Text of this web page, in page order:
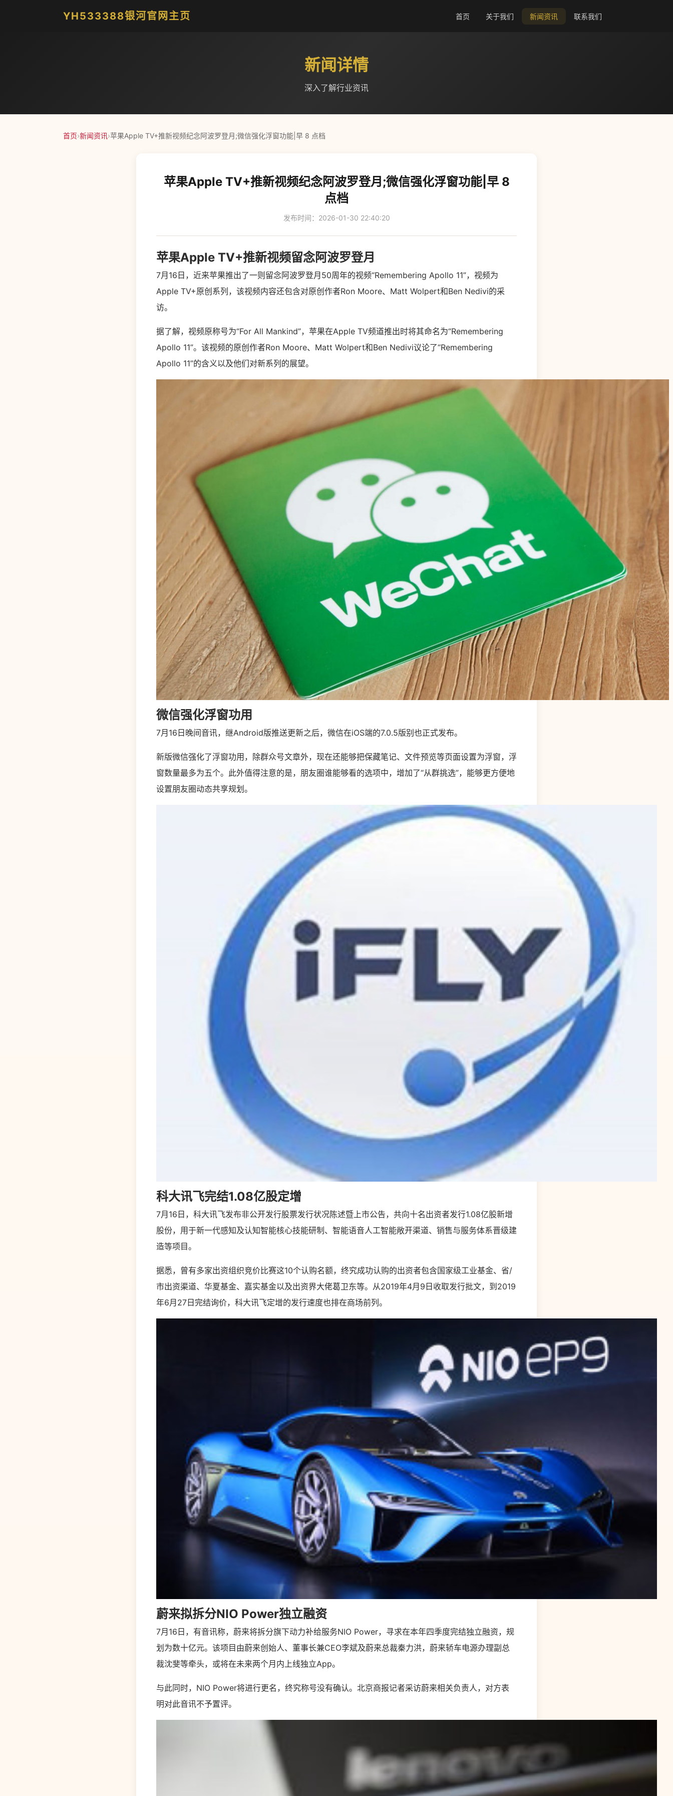
YH533388银河官网主页 首页 关于我们 新闻资讯 联系我们
新闻详情
深入了解行业资讯
首页›新闻资讯›苹果Apple TV+推新视频纪念阿波罗登月;微信强化浮窗功能|早 8 点档
苹果Apple TV+推新视频纪念阿波罗登月;微信强化浮窗功能|早 8
点档
发布时间：2026-01-30 22:40:20
苹果Apple TV+推新视频留念阿波罗登月
7月16日，近来苹果推出了一则留念阿波罗登月50周年的视频“Remembering Apollo 11”，视频为
Apple TV+原创系列，该视频内容还包含对原创作者Ron Moore、Matt Wolpert和Ben Nedivi的采
访。
据了解，视频原称号为“For All Mankind”，苹果在Apple TV频道推出时将其命名为“Remembering
Apollo 11”。该视频的原创作者Ron Moore、Matt Wolpert和Ben Nedivi议论了“Remembering
Apollo 11”的含义以及他们对新系列的展望。
微信强化浮窗功用
7月16日晚间音讯，继Android版推送更新之后，微信在iOS端的7.0.5版别也正式发布。
新版微信强化了浮窗功用，除群众号文章外，现在还能够把保藏笔记、文件预览等页面设置为浮窗，浮
窗数量最多为五个。此外值得注意的是，朋友圈谁能够看的选项中，增加了“从群挑选”，能够更方便地
设置朋友圈动态共享规划。
科大讯飞完结1.08亿股定增
7月16日，科大讯飞发布非公开发行股票发行状况陈述暨上市公告，共向十名出资者发行1.08亿股新增
股份，用于新一代感知及认知智能核心技能研制、智能语音人工智能敞开渠道、销售与服务体系晋级建
造等项目。
据悉，曾有多家出资组织竞价比赛这10个认购名额，终究成功认购的出资者包含国家级工业基金、省/
市出资渠道、华夏基金、嘉实基金以及出资界大佬葛卫东等。从2019年4月9日收取发行批文，到2019
年6月27日完结询价，科大讯飞定增的发行速度也排在商场前列。
蔚来拟拆分NIO Power独立融资
7月16日，有音讯称，蔚来将拆分旗下动力补给服务NIO Power，寻求在本年四季度完结独立融资，规
划为数十亿元。该项目由蔚来创始人、董事长兼CEO李斌及蔚来总裁秦力洪，蔚来轿车电源办理副总
裁沈斐等牵头，或将在未来两个月内上线独立App。
与此同时，NIO Power将进行更名，终究称号没有确认。北京商报记者采访蔚来相关负责人，对方表
明对此音讯不予置评。